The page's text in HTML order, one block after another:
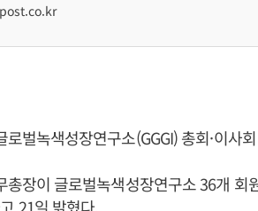
벌녹색성장연구소(GGGI) 총회·이사
장이 글로벌녹색성장연구소 36개 회